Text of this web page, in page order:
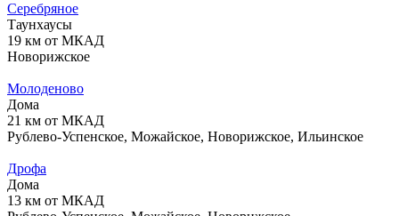
Серебряное
Таунхаусы
19 км от МКАД
Новорижское
Молоденово
Дома
21 км от МКАД
Рублево-Успенское, Можайское, Новорижское, Ильинское
Дрофа
Дома
13 км от МКАД